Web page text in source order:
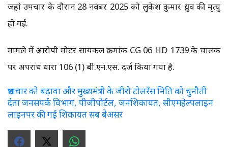
जहां उपचार के दौरान 28 नवंबर 2025 को लुकेश कुमार ध्रुव की मृत्यु
हो गई.
मामले में आरोपी मोटर सायकल क्रमांक CG 06 HD 1739 के चालक
पर अपराध धारा 106 (1) बी.एन.एस. दर्ज किया गया है.
भ्रष्टाचार को बढ़ावा और मुख्यमंत्री के जीरो टोलरेंस निति को चुनौती
देता जनसंपर्क विभाग, पीजीपोर्टल, जनशिकायत, सीएमहेल्पलाइन
लाइनपर की गई शिकायत सब बेअसर